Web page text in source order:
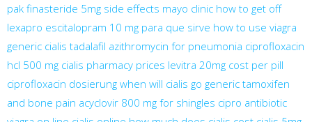
pak finasteride 5mg side effects mayo clinic how to get off
lexapro escitalopram 10 mg para que sirve how to use viagra
generic cialis tadalafil azithromycin for pneumonia ciprofloxacin
hcl 500 mg cialis pharmacy prices levitra 20mg cost per pill
ciprofloxacin dosierung when will cialis go generic tamoxifen
and bone pain acyclovir 800 mg for shingles cipro antibiotic